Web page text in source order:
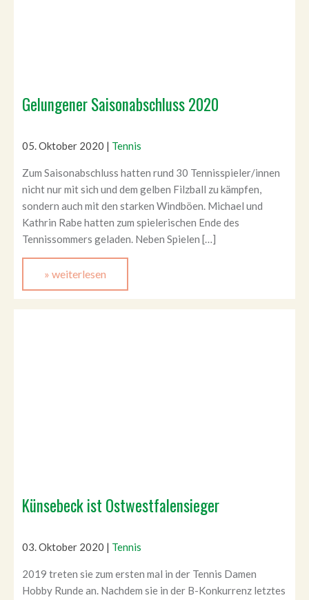
Gelungener Saisonabschluss 2020
05. Oktober 2020 | Tennis
Zum Saisonabschluss hatten rund 30 Tennisspieler/innen
nicht nur mit sich und dem gelben Filzball zu kämpfen,
sondern auch mit den starken Windböen. Michael und
Kathrin Rabe hatten zum spielerischen Ende des
Tennissommers geladen. Neben Spielen […]
» weiterlesen
Künsebeck ist Ostwestfalensieger
03. Oktober 2020 | Tennis
2019 treten sie zum ersten mal in der Tennis Damen
Hobby Runde an. Nachdem sie in der B-Konkurrenz letztes